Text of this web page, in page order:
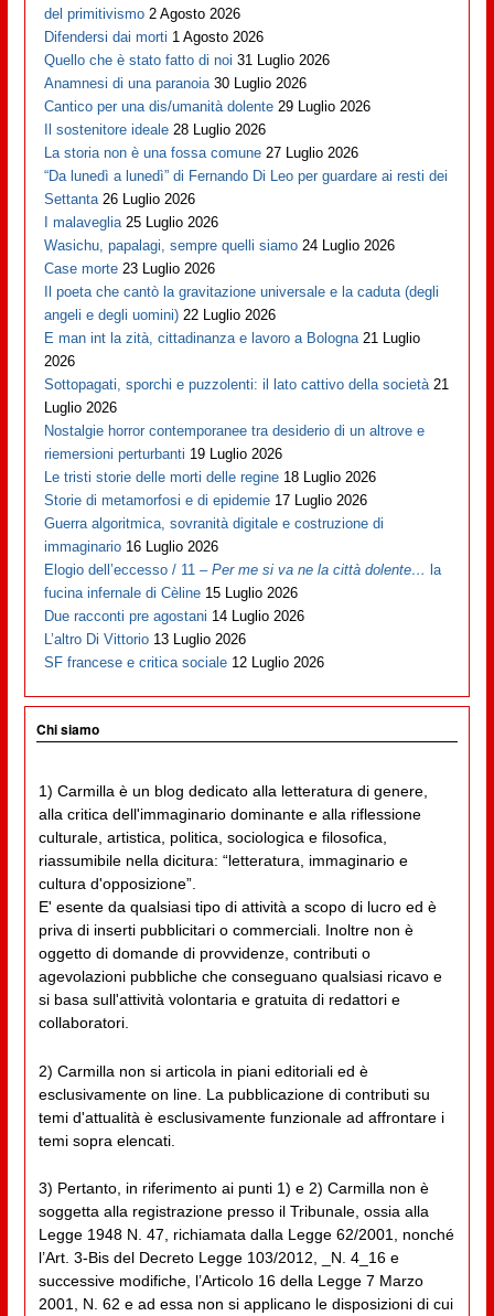
del primitivismo 2 Agosto 2026
Difendersi dai morti 1 Agosto 2026
Quello che è stato fatto di noi 31 Luglio 2026
Anamnesi di una paranoia 30 Luglio 2026
Cantico per una dis/umanità dolente 29 Luglio 2026
Il sostenitore ideale 28 Luglio 2026
La storia non è una fossa comune 27 Luglio 2026
“Da lunedì a lunedì” di Fernando Di Leo per guardare ai resti dei
Settanta 26 Luglio 2026
I malaveglia 25 Luglio 2026
Wasichu, papalagi, sempre quelli siamo 24 Luglio 2026
Case morte 23 Luglio 2026
Il poeta che cantò la gravitazione universale e la caduta (degli
angeli e degli uomini) 22 Luglio 2026
E man int la zità, cittadinanza e lavoro a Bologna 21 Luglio
2026
Sottopagati, sporchi e puzzolenti: il lato cattivo della società 21
Luglio 2026
Nostalgie horror contemporanee tra desiderio di un altrove e
riemersioni perturbanti 19 Luglio 2026
Le tristi storie delle morti delle regine 18 Luglio 2026
Storie di metamorfosi e di epidemie 17 Luglio 2026
Guerra algoritmica, sovranità digitale e costruzione di
immaginario 16 Luglio 2026
Elogio dell’eccesso / 11 –Per me si va ne la città dolente… la
fucina infernale di Cèline 15 Luglio 2026
Due racconti pre agostani 14 Luglio 2026
L’altro Di Vittorio 13 Luglio 2026
SF francese e critica sociale 12 Luglio 2026
Chi siamo
1) Carmilla è un blog dedicato alla letteratura di genere,
alla critica dell'immaginario dominante e alla riflessione
culturale, artistica, politica, sociologica e filosofica,
riassumibile nella dicitura: “letteratura, immaginario e
cultura d'opposizione”.
E' esente da qualsiasi tipo di attività a scopo di lucro ed è
priva di inserti pubblicitari o commerciali. Inoltre non è
oggetto di domande di provvidenze, contributi o
agevolazioni pubbliche che conseguano qualsiasi ricavo e
si basa sull'attività volontaria e gratuita di redattori e
collaboratori.
2) Carmilla non si articola in piani editoriali ed è
esclusivamente on line. La pubblicazione di contributi su
temi d'attualità è esclusivamente funzionale ad affrontare i
temi sopra elencati.
3) Pertanto, in riferimento ai punti 1) e 2) Carmilla non è
soggetta alla registrazione presso il Tribunale, ossia alla
Legge 1948 N. 47, richiamata dalla Legge 62/2001, nonché
l’Art. 3-Bis del Decreto Legge 103/2012, _N. 4_16 e
successive modifiche, l’Articolo 16 della Legge 7 Marzo
2001, N. 62 e ad essa non si applicano le disposizioni di cui